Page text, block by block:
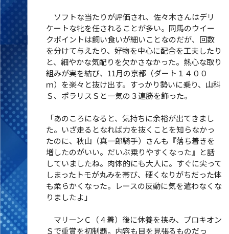
ソフトな当たりが評価され、佐々木さんはデリ
ケートな牝を任されることが多い。同馬のウイー
クポイントは飼い食いが細いことなのだが、回数
を分けて与えたり、好物を中心に配合を工夫したり
と、細やかな気配りを欠かさなかった。熱心な取り
組みが実を結び、11月の京都（ダート１４００
ｍ）を楽々と抜け出す。すっかり勢いに乗り、山科
Ｓ、ポラリスＳと一気の３連勝を飾った。
「あのころになると、気持ちに余裕が出てきまし
た。いざ走るとなれば力を抜くことを知らなかっ
たのに、秋山（真一郎騎手）さんも『落ち着きを
増したのがいい。だいぶ乗りやすくなった』と話
していましたね。肉体的にも大人に。すぐに尖って
しまったトモが丸みを帯び、硬くなりがちだった体
も柔らかくなった。レースの反動に気を遣わなくな
りましたよ」
マリーンＣ（４着）後に休養を挟み、プロキオン
Ｓで重賞を初制覇。内容も目を見張るものだっ